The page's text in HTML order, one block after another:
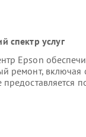
спектр услуг
Epson
ремонт, включая
предоставляется